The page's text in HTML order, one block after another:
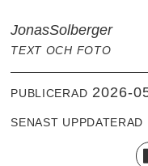
JonasSolberger
TEXT OCH FOTO
PUBLICERAD 2026-
SENAST UPPDATERAD